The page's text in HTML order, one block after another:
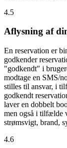
4.5
Aflysning af
En reservation er
godkender
"godkendt" i
modtage en SMS/
stilles til ansvar, i
godkendt
laver en dobbelt
men også i tilfælde
strømsvigt, brand,
4.6